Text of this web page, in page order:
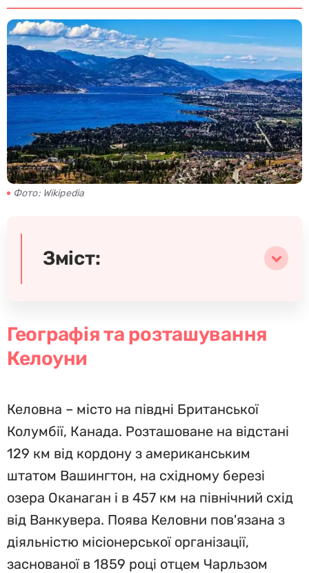
Фото: Wikipedia
Зміст:
Географія та розташування
Келоуни
Келовна – місто на півдні Британської
Колумбії, Канада. Розташоване на відстані
129 км від кордону з американським
штатом Вашингтон, на східному березі
озера Оканаган і в 457 км на північний схід
від Ванкувера. Поява Келовни пов'язана з
діяльністю місіонерської організації,
заснованої в 1859 році отцем Чарльзом